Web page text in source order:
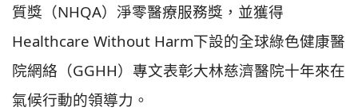
質獎（NHQA）淨零醫療服務獎，並獲得
Healthcare Without Harm下設的全球綠色健康醫
院網絡（GGHH）專文表彰大林慈濟醫院十年來在
氣候行動的領導力。